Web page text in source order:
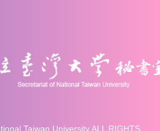
Taiwan University ALL RIGHTS